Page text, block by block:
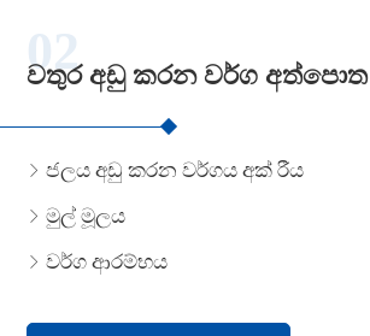
02
වතුර අඩු කරන වර්ග අත්පොත
 ජලය අඩු කරන වර්ගය අක් රීය
 මුල් මූලය
 වර්ග ආරම්භය